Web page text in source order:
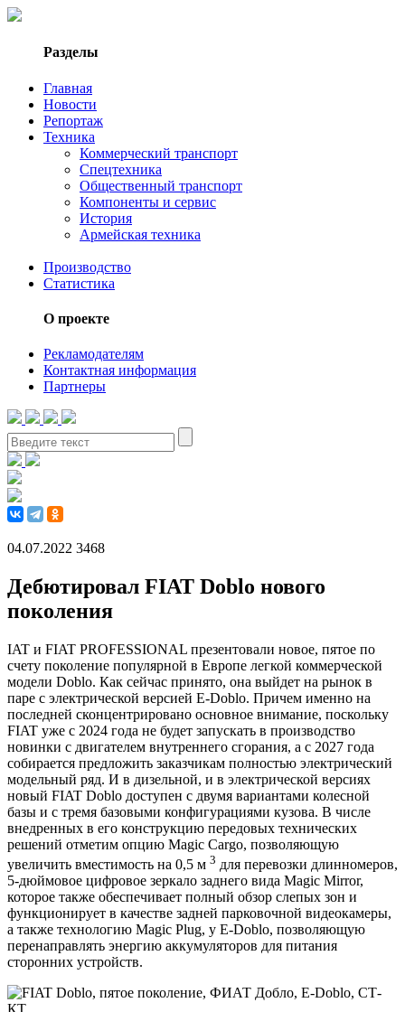
Разделы
Главная
Новости
Репортаж
Техника
Коммерческий транспорт
Спецтехника
Общественный транспорт
Компоненты и сервис
История
Армейская техника
Производство
Статистика
О проекте
Рекламодателям
Контактная информация
Партнеры
04.07.2022 3468
Дебютировал FIAT Doblo нового
поколения
IAT и FIAT PROFESSIONAL презентовали новое, пятое по
счету поколение популярной в Европе легкой коммерческой
модели Doblo. Как сейчас принято, она выйдет на рынок в
паре с электрической версией E-Doblo. Причем именно на
последней сконцентрировано основное внимание, поскольку
FIAT уже с 2024 года не будет запускать в производство
новинки с двигателем внутреннего сгорания, а с 2027 года
собирается предложить заказчикам полностью электрический
модельный ряд. И в дизельной, и в электрической версиях
новый FIAT Doblo доступен с двумя вариантами колесной
базы и с тремя базовыми конфигурациями кузова. В числе
внедренных в его конструкцию передовых технических
решений отметим опцию Magic Cargo, позволяющую
увеличить вместимость на 0,5 м 3 для перевозки длинномеров,
5-дюймовое цифровое зеркало заднего вида Magic Mirror,
которое также обеспечивает полный обзор слепых зон и
функционирует в качестве задней парковочной видеокамеры,
а также технологию Magic Plug, у E-Doblo, позволяющую
перенаправлять энергию аккумуляторов для питания
сторонних устройств.